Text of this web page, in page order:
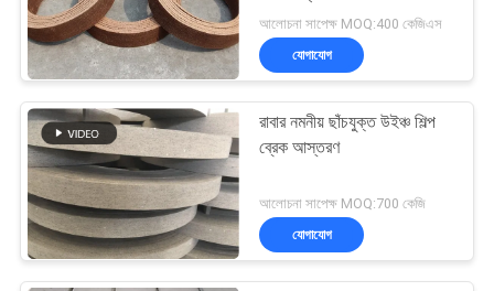
POLICY
বোনা ব্রেক আস্তরণের
উপাদান
32
আলোচনা সাপেক্ষ MOQ:400 কেজিএস
যোগাযোগ
রাবার নমনীয় ছাঁচযুক্ত উইঞ্চ শিল্প
ব্রেক আস্তরণ
আলোচনা সাপেক্ষ MOQ:700 কেজি
যোগাযোগ